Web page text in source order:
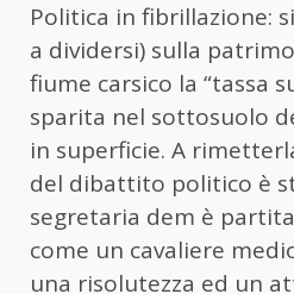
Politica in fibrillazione:
a dividersi) sulla
fiume carsico la “tassa
sparita nel sottosuolo
in superficie. A
del dibattito politico è
segretaria dem è
come un cavaliere
una risolutezza ed un